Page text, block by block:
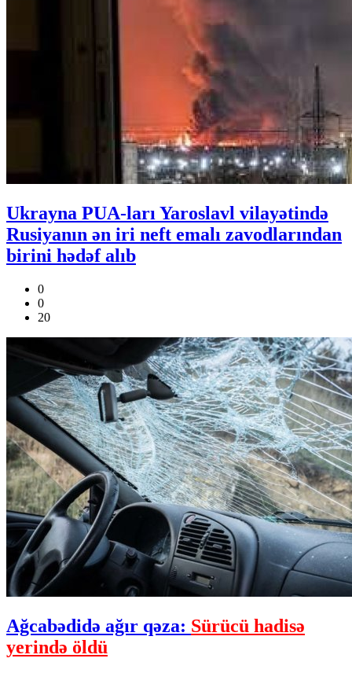
Ukrayna PUA-ları Yaroslavl vilayətində
Rusiyanın ən iri neft emalı zavodlarından
birini hədəf alıb
0
0
20
Ağcabədidə ağır qəza: Sürücü hadisə
yerində öldü